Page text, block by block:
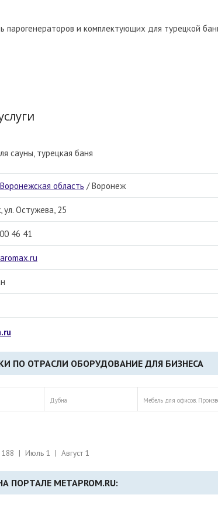
парогенераторов и комплектующих для турецкой
сауны, турецкая баня
Воронежская область /Воронеж
ул. Остужева, 25
46 41
ПО ОТРАСЛИ ОБОРУДОВАНИЕ ДЛЯ БИЗНЕСА
Дубна Мебель для офисов.
188 | Июль 1 | Август 1
METAPROM.RU: